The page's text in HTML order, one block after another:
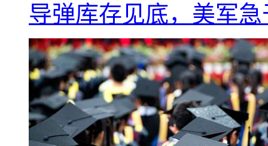
导弹库存见底，美军